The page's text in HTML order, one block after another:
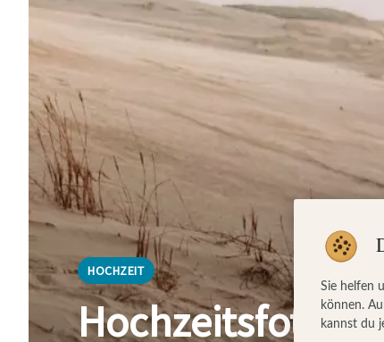
HOCHZEIT
Hochzeitsfotos:
Sie helfen
können.
kannst du